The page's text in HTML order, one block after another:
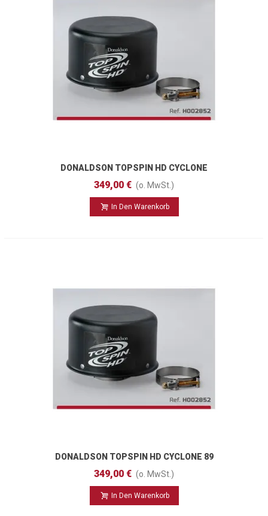
DONALDSON TOPSPIN HD CYCLONE
77mm
349,00 € (o. MwSt.)
In Den Warenkorb
DONALDSON TOPSPIN HD CYCLONE 89
Mm
349,00 € (o. MwSt.)
In Den Warenkorb